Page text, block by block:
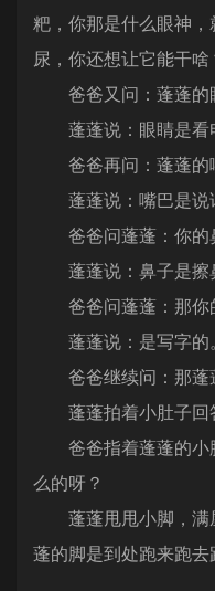
粑，你那是什么眼神，
尿，你还想让它能干啥
爸爸又问：蓬蓬的
蓬蓬说：眼睛是看
爸爸再问：蓬蓬的
蓬蓬说：嘴巴是说话
爸爸问蓬蓬：你的
蓬蓬说：鼻子是擦
爸爸问蓬蓬：那你
蓬蓬说：是写字的。
爸爸继续问：那蓬
蓬蓬拍着小肚子回
爸爸指着蓬蓬的小
么的呀？
蓬蓬甩甩小脚，满
蓬的脚是到处跑来跑去